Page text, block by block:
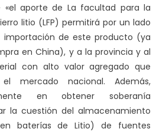
«el aporte de La facultad para la
litio (LFP) permitirá por un lado
importación de este producto (ya
en China), y a la provincia y al
con alto valor agregado que
mercado nacional. Además,
en obtener soberanía
la cuestión del almacenamiento
baterías de Litio) de fuentes